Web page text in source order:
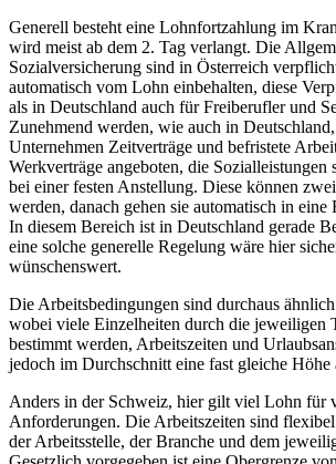
Generell besteht eine Lohnfortzahlung im
wird meist ab dem 2. Tag verlangt. Die
Sozialversicherung sind in Österreich
automatisch vom Lohn einbehalten, diese
als in Deutschland auch für Freiberufler und
Zunehmend werden, wie auch in
Unternehmen Zeitverträge und befristete
Werkverträge angeboten, die Sozialleistungen
bei einer festen Anstellung. Diese können
werden, danach gehen sie automatisch in eine
In diesem Bereich ist in Deutschland gerade
eine solche generelle Regelung wäre hier
wünschenswert.
Die Arbeitsbedingungen sind durchaus
wobei viele Einzelheiten durch die jeweiligen
bestimmt werden, Arbeitszeiten und
jedoch im Durchschnitt eine fast gleiche Höhe
Anders in der Schweiz, hier gilt viel Lohn für
Anforderungen. Die Arbeitszeiten sind
der Arbeitsstelle, der Branche und dem